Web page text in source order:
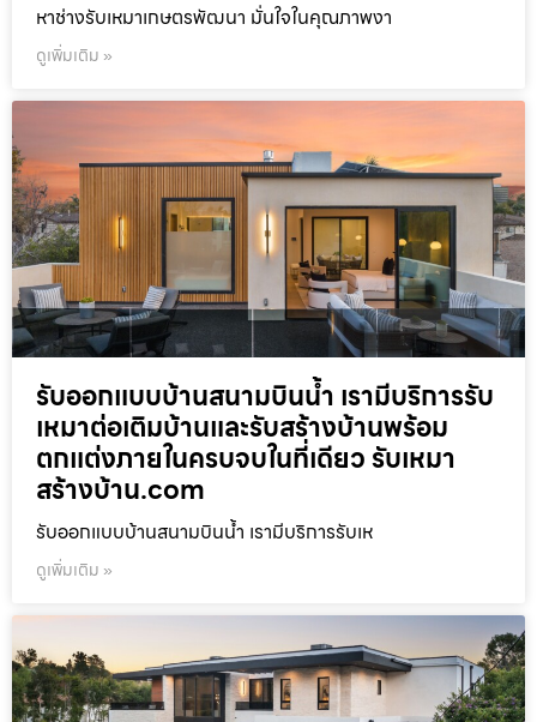
หาช่างรับเหมาเกษตรพัฒนา มั่นใจในคุณภาพงา
ดูเพิ่มเติม »
รับออกแบบบ้านสนามบินน้ำ เรามีบริการรับ
เหมาต่อเติมบ้านและรับสร้างบ้านพร้อม
ตกแต่งภายในครบจบในที่เดียว รับเหมา
สร้างบ้าน.com
รับออกแบบบ้านสนามบินน้ำ เรามีบริการรับเห
ดูเพิ่มเติม »